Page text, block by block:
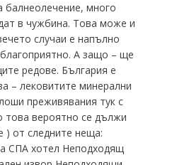
балнеолечение, много
в чужбина. Това може и
случаи е напълно
А защо – ще
редове. България е
– лековитите минерални
преживявания тук с
това вероятно се дължи
) от следните неща:
СПА хотел Неподходящ